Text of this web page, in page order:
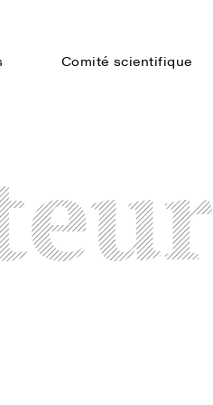
Comité scientifique